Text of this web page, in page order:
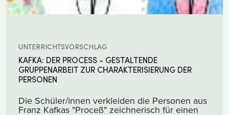
KAFKA: DER PROCESS - GESTALTENDE G
RUPPENARBEIT ZUR CHARAKTERISIERUNG DER P
ERSONEN
UNTERRICHTSVORSCHLAG
Die Schüler/innen verkleiden die Personen aus
Franz Kafkas "Proceß" zeichnerisch für einen